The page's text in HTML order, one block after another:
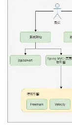
坛
圈
子
的
直
播
我
的
活
动
我
的
关